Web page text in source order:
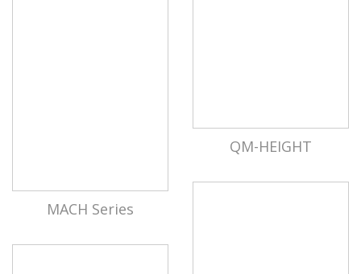
QM-HEIGHT
MACH Series